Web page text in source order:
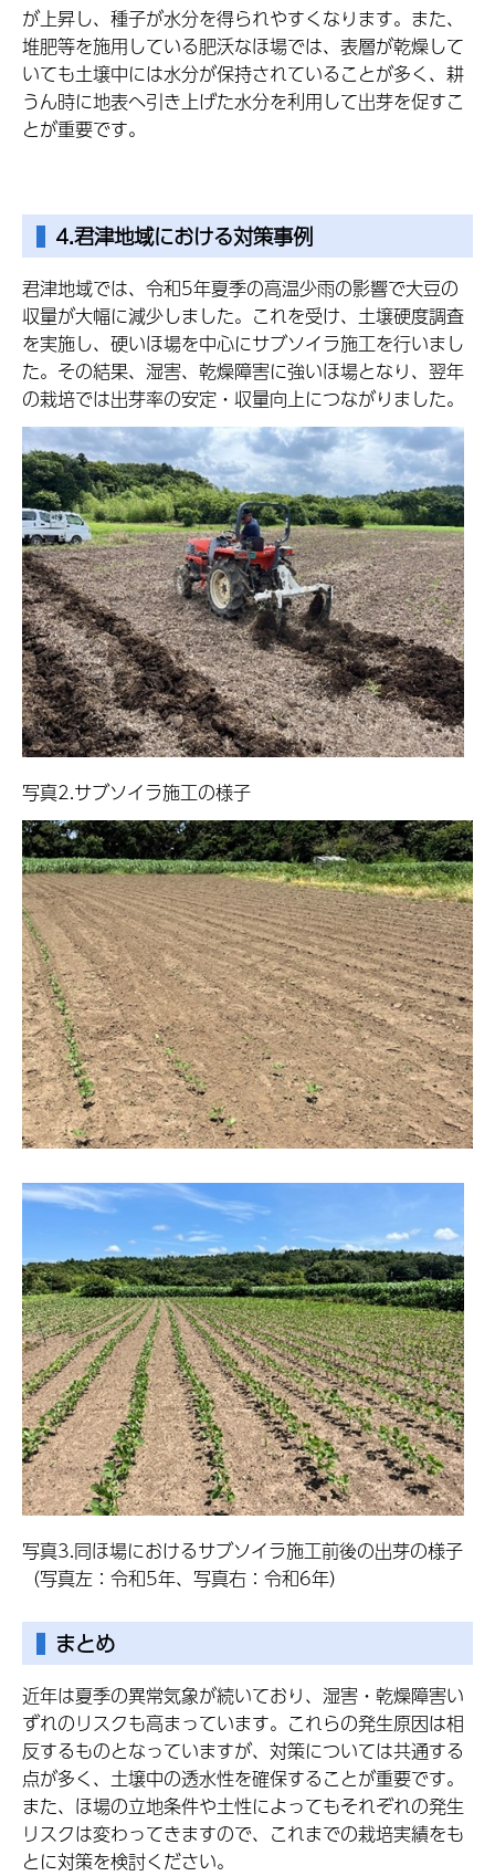
が上昇し、種子が水分を得られやすくなります。また、
堆肥等を施用している肥沃なほ場では、表層が乾燥して
いても土壌中には水分が保持されていることが多く、耕
うん時に地表へ引き上げた水分を利用して出芽を促すこ
とが重要です。
4.君津地域における対策事例
君津地域では、令和5年夏季の高温少雨の影響で大豆の
収量が大幅に減少しました。これを受け、土壌硬度調査
を実施し、硬いほ場を中心にサブソイラ施工を行いまし
た。その結果、湿害、乾燥障害に強いほ場となり、翌年
の栽培では出芽率の安定・収量向上につながりました。
写真2.サブソイラ施工の様子
写真3.同ほ場におけるサブソイラ施工前後の出芽の様子
（写真左：令和5年、写真右：令和6年）
まとめ
近年は夏季の異常気象が続いており、湿害・乾燥障害い
ずれのリスクも高まっています。これらの発生原因は相
反するものとなっていますが、対策については共通する
点が多く、土壌中の透水性を確保することが重要です。
また、ほ場の立地条件や土性によってもそれぞれの発生
リスクは変わってきますので、これまでの栽培実績をも
とに対策を検討ください。